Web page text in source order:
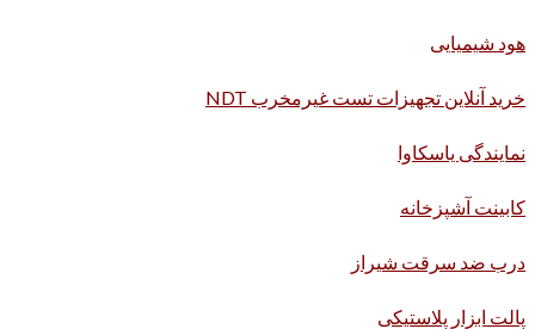
هود شیمیایی
خرید آنلاین تجهیزات تست غیرمخرب NDT
نمایندگی یاسکاوا
کابینت آشپزخانه
درب ضد سرقت شیراز
پالت ابزار پلاستیکی